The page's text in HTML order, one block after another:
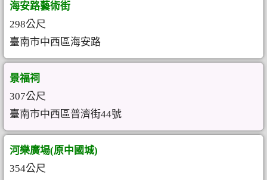
海安路藝術街
298公尺
臺南市中西區海安路
景福祠
307公尺
臺南市中西區普濟街44號
河樂廣場(原中國城)
354公尺